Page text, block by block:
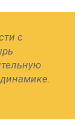
с
динамике.